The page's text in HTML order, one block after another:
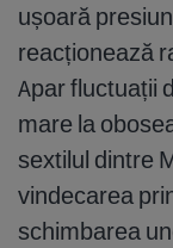
ușoară
reacționează
Apar fluctuații
mare la
sextilul dintre
vindecarea
schimbarea